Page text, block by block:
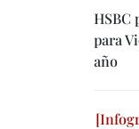
HSBC
para
año